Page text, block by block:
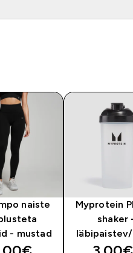
naiste
- mustad
price
Myprotein
shaker